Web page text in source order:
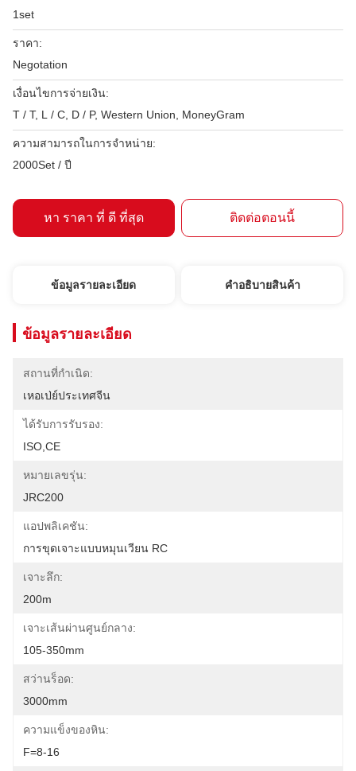
1set
ราคา:
Negotation
เงื่อนไขการจ่ายเงิน:
T / T, L / C, D / P, Western Union, MoneyGram
ความสามารถในการจําหน่าย:
2000Set / ปี
หา ราคา ที่ ดี ที่สุด ติดต่อตอนนี้
ข้อมูลรายละเอียด คําอธิบายสินค้า
ข้อมูลรายละเอียด
สถานที่กำเนิด:
เหอเป่ย์ประเทศจีน
ได้รับการรับรอง:
ISO,CE
หมายเลขรุ่น:
JRC200
แอปพลิเคชัน:
การขุดเจาะแบบหมุนเวียน RC
เจาะลึก:
200m
เจาะเส้นผ่านศูนย์กลาง:
105-350mm
สว่านร็อด:
3000mm
ความแข็งของหิน:
F=8-16